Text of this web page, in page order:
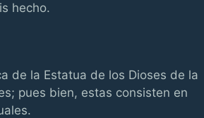
hecho.
de la Estatua de los Dioses de la
pues bien, estas consisten en